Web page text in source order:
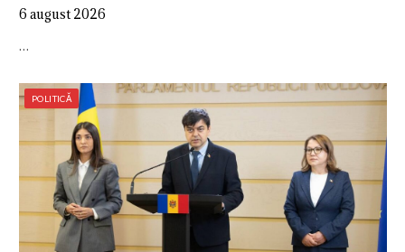
6 august 2026
…
POLITICĂ